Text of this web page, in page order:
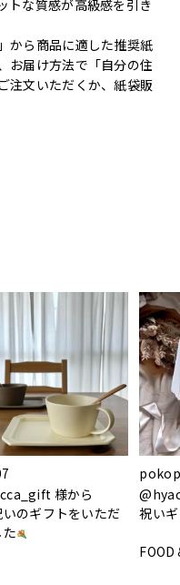
トな質感が高級感を引き
から商品に適した推奨紙
お届け方法で「自分の住
注文いただくか、紙袋販
様から
のギフトをいただ
た
祝い
FOOD